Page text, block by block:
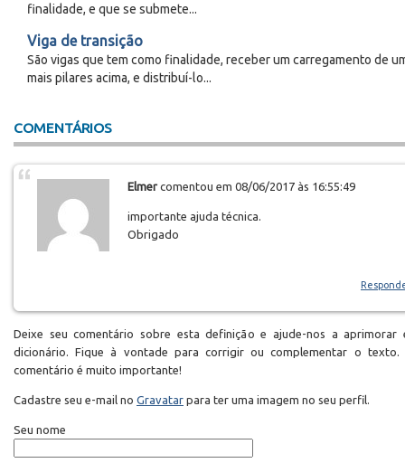
finalidade, e que se submete...
Viga de transição
São vigas que tem como finalidade, receber um carregamento de
mais pilares acima, e distribuí-lo...
COMENTÁRIOS
Elmer comentou em 08/06/2017 às 16:55:49
importante ajuda técnica.
Obrigado
Deixe seu comentário sobre esta definição e ajude-nos a aprimorar
dicionário. Fique à vontade para corrigir ou complementar o texto.
comentário é muito importante!
Cadastre seu e-mail no Gravatar para ter uma imagem no seu perfil.
Seu nome